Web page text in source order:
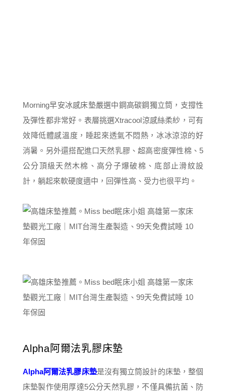
Morning早安冰感床墊嚴選中鋼高碳鋼獨立筒，支撐性
及彈性都非常好。表層挑選Xtracool涼感絲柔紗，可有
效降低體感溫度，睡起來透氣不悶熱，冰冰涼涼的好
消暑。另外還搭配進口天然乳膠、超高密度彈性棉、5
公分頂級天然木棉、高分子爆破棉、底部止滑紋設
計，躺起來軟硬度適中，回彈性高、受力也很平均。
Alpha阿爾法乳膠床墊
Alpha阿爾法乳膠床墊是沒有獨立筒設計的床墊，整個
床墊製作使用厚達5公分天然乳膠，不僅具備抗菌、防